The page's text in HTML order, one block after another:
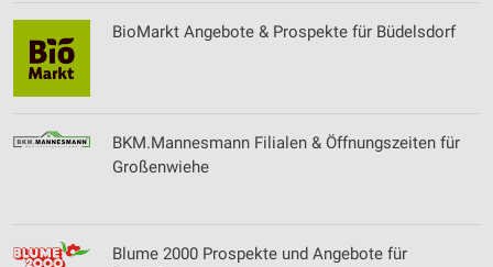
BioMarkt Angebote & Prospekte für Büdelsdorf
BKM.Mannesmann Filialen & Öffnungszeiten für
Großenwiehe
Blume 2000 Prospekte und Angebote für